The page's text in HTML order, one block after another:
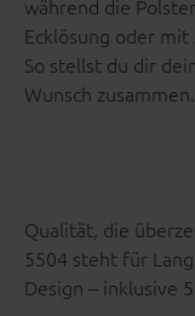
während die
Ecklösung oder
So stellst du dir
Wunsch zusammen.
Qualität, die
5504 steht für
Design – inklusive